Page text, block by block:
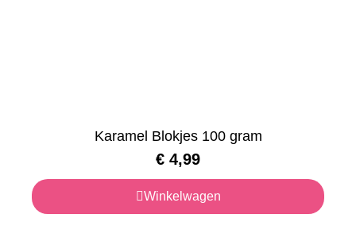
Karamel Blokjes 100 gram
€ 4,99
Winkelwagen